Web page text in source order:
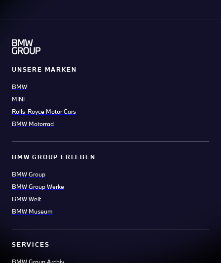
UNSERE MARKEN
BMW
MINI
Rolls-Royce Motor Cars
BMW Motorrad
BMW GROUP ERLEBEN
BMW Group
BMW Group Werke
BMW Welt
BMW Museum
SERVICES